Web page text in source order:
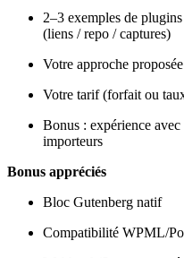
2–3 exemples de
(liens / repo / captures)
Votre approche
Votre tarif (forfait ou
Bonus : expérience
importeurs
Bonus appréciés
Bloc Gutenberg natif
Compatibilité WPML/